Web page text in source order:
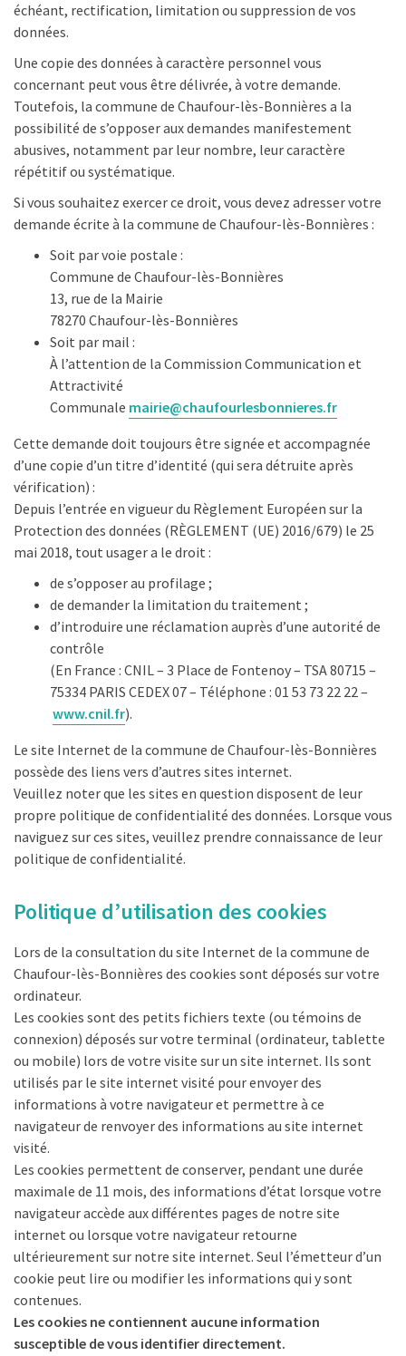
échéant, rectification, limitation ou suppression de vos
données.
Une copie des données à caractère personnel vous
concernant peut vous être délivrée, à votre demande.
Toutefois, la commune de Chaufour-lès-Bonnières a la
possibilité de s’opposer aux demandes manifestement
abusives, notamment par leur nombre, leur caractère
répétitif ou systématique.
Si vous souhaitez exercer ce droit, vous devez adresser votre
demande écrite à la commune de Chaufour-lès-Bonnières :
Soit par voie postale :
Commune de Chaufour-lès-Bonnières
13, rue de la Mairie
78270 Chaufour-lès-Bonnières
Soit par mail :
À l’attention de la Commission Communication et
Attractivité
Communale mairie@chaufourlesbonnieres.fr
Cette demande doit toujours être signée et accompagnée
d’une copie d’un titre d’identité (qui sera détruite après
vérification) :
Depuis l’entrée en vigueur du Règlement Européen sur la
Protection des données (RÈGLEMENT (UE) 2016/679) le 25
mai 2018, tout usager a le droit :
de s’opposer au profilage ;
de demander la limitation du traitement ;
d’introduire une réclamation auprès d’une autorité de
contrôle
(En France : CNIL – 3 Place de Fontenoy – TSA 80715 –
75334 PARIS CEDEX 07 – Téléphone : 01 53 73 22 22 –
www.cnil.fr).
Le site Internet de la commune de Chaufour-lès-Bonnières
possède des liens vers d’autres sites internet.
Veuillez noter que les sites en question disposent de leur
propre politique de confidentialité des données. Lorsque vous
naviguez sur ces sites, veuillez prendre connaissance de leur
politique de confidentialité.
Politique d’utilisation des cookies
Lors de la consultation du site Internet de la commune de
Chaufour-lès-Bonnières des cookies sont déposés sur votre
ordinateur.
Les cookies sont des petits fichiers texte (ou témoins de
connexion) déposés sur votre terminal (ordinateur, tablette
ou mobile) lors de votre visite sur un site internet. Ils sont
utilisés par le site internet visité pour envoyer des
informations à votre navigateur et permettre à ce
navigateur de renvoyer des informations au site internet
visité.
Les cookies permettent de conserver, pendant une durée
maximale de 11 mois, des informations d’état lorsque votre
navigateur accède aux différentes pages de notre site
internet ou lorsque votre navigateur retourne
ultérieurement sur notre site internet. Seul l’émetteur d’un
cookie peut lire ou modifier les informations qui y sont
contenues.
Les cookies ne contiennent aucune information
susceptible de vous identifier directement.